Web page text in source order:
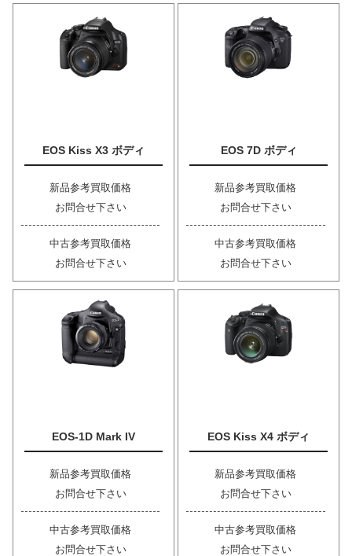
EOS Kiss X3 ボディ
新品参考買取価格
お問合せ下さい
中古参考買取価格
お問合せ下さい
EOS 7D ボディ
新品参考買取価格
お問合せ下さい
中古参考買取価格
お問合せ下さい
EOS-1D Mark IV
新品参考買取価格
お問合せ下さい
中古参考買取価格
お問合せ下さい
EOS Kiss X4 ボディ
新品参考買取価格
お問合せ下さい
中古参考買取価格
お問合せ下さい